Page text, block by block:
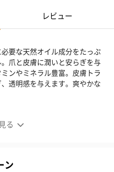
レビュー
る
要な天然オイル成分をたっぷ
爪と皮膚に潤いと安らぎを与
ンやミネラル豊富。皮膚トラ
透明感を与えます。爽やかな
るキューティクルオイル
ン